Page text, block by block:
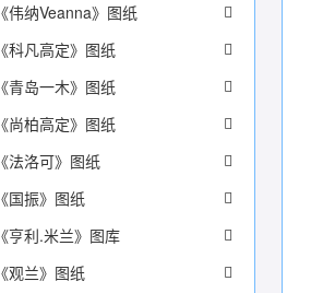
《伟纳Veanna》图纸
《科凡高定》图纸
《青岛一木》图纸
《尚柏高定》图纸
《法洛可》图纸
《国振》图纸
《亨利.米兰》图库
《观兰》图纸